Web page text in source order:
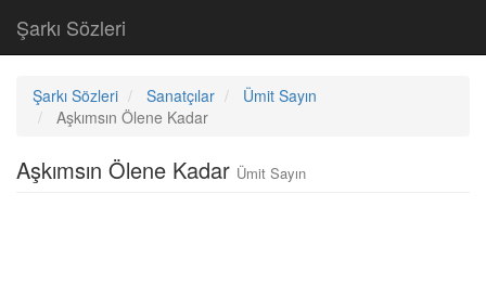
Şarkı Sözleri
Şarkı Sözleri Sanatçılar
Ümit Sayın
Aşkımsın Ölene Kadar
Aşkımsın Ölene Kadar Ümit Sayın